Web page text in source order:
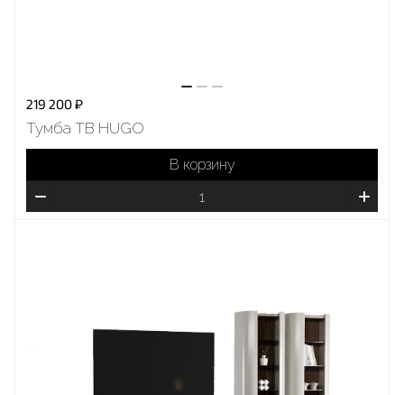
219 200 ₽
Тумба ТВ HUGO
В корзину